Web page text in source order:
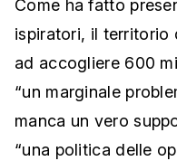
Come ha fatto
ispiratori, il territorio
ad accogliere 600
“un marginale
manca un vero
“una politica delle